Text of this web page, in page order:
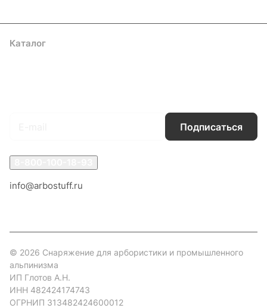
Каталог
Подписаться
info@arbostuff.ru
© 2026 Снаряжение для арбористики и промышленного
альпинизма
ИП Глотов А.Н.
ИНН 482424174743
ОГРНИП 313482424600012